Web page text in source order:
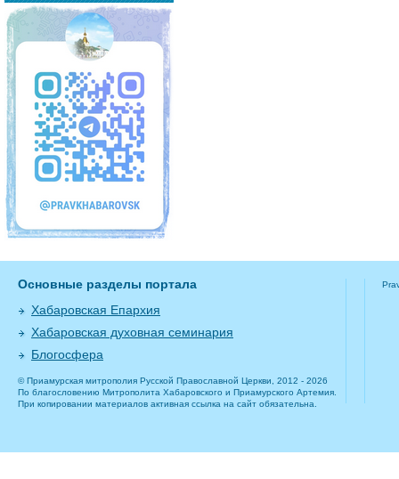
Основные разделы портала
Хабаровская Епархия
Хабаровская духовная семинария
Блогосфера
© Приамурская митрополия Русской Православной Церкви, 2012 - 2026
По благословению Митрополита Хабаровского и Приамурского Артемия.
При копировании материалов активная ссылка на сайт обязательна.